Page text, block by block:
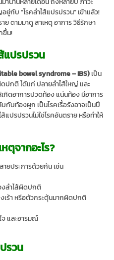
บ “โรคลำไส้แปรปรวน” เข้าแล้ว!
ย ตามมาดู สาเหตุ อาการ วิธีรักษา
ขึ้น!
แปรปรวน
bowel syndrome – IBS) เป็น
ปกติ ได้แก่ ปลายลำไส้ใหญ่ และ
เกิดอาการปวดท้อง แน่นท้อง มีอาการ
บท้องผูก เป็นโรคเรื้อรังอาจเป็นปี
ปรปรวนไม่ใช่โรคอันตราย หรือทำให้
ตุจากอะไร?
ยประการด้วยกัน เช่น
งลำไส้ผิดปกติ
เร้า หรือตัวกระตุ้นมากผิดปกติ
และอารมณ์
รวน